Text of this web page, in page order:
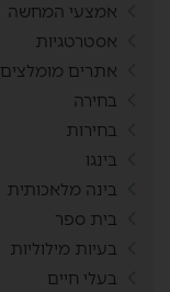
אמצעי המחשה
אסטרטגיות
אתרים מומלצים
בחירה
בחירות
בינגו
בינה מלאכותית
בית ספר
בעיות מילוליות
בעלי חיים